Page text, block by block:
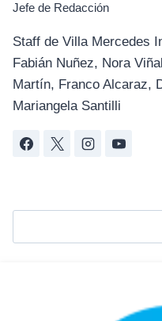
Jefe de Redacción
Staff de Villa Mercedes
Fabián Nuñez, Nora
Martín, Franco Alcaraz,
Mariangela Santilli